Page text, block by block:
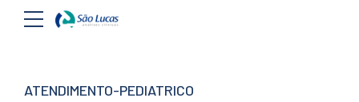
ATENDIMENTO-PEDIATRICO